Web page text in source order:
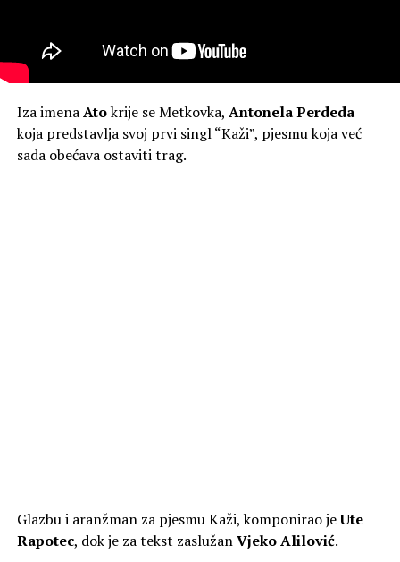
Iza imenaAtokrije se Metkovka, Antonela Perdeda
koja predstavlja svoj prvi singl “Kaži”, pjesmu koja već
sada obećava ostaviti trag.
Glazbu i aranžman za pjesmu Kaži, komponirao jeUte
Rapotec, dok je za tekst zaslužanVjeko Alilović.